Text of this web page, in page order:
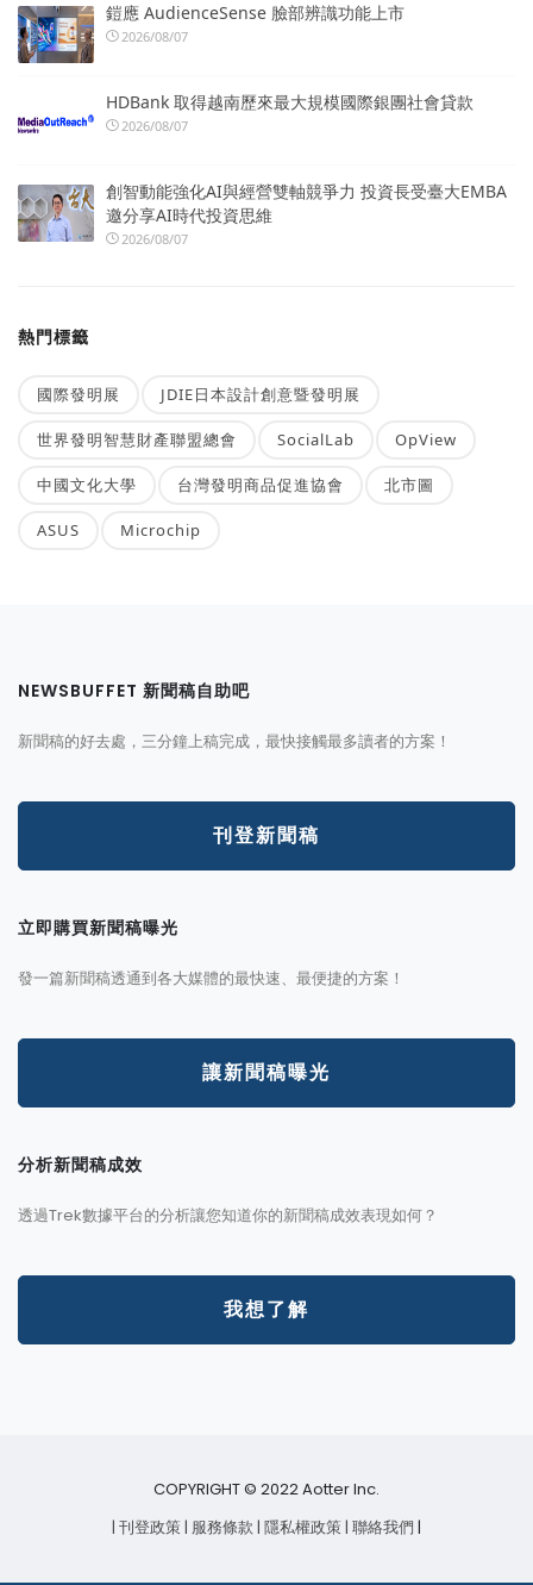
鎧應 AudienceSense 臉部辨識功能上市
2026/08/07
HDBank 取得越南歷來最大規模國際銀團社會貸款
2026/08/07
創智動能強化AI與經營雙軸競爭力 投資長受臺大EMBA
邀分享AI時代投資思維
2026/08/07
熱門標籤
國際發明展 JDIE日本設計創意暨發明展
世界發明智慧財產聯盟總會 SocialLab OpView
中國文化大學 台灣發明商品促進協會 北市圖
ASUS Microchip
NEWSBUFFET 新聞稿自助吧
新聞稿的好去處，三分鐘上稿完成，最快接觸最多讀者的方案！
刊登新聞稿
立即購買新聞稿曝光
發一篇新聞稿透通到各大媒體的最快速、最便捷的方案！
讓新聞稿曝光
分析新聞稿成效
透過Trek數據平台的分析讓您知道你的新聞稿成效表現如何？
我想了解
COPYRIGHT © 2022 Aotter Inc.
| 刊登政策 | 服務條款 | 隱私權政策 | 聯絡我們 |